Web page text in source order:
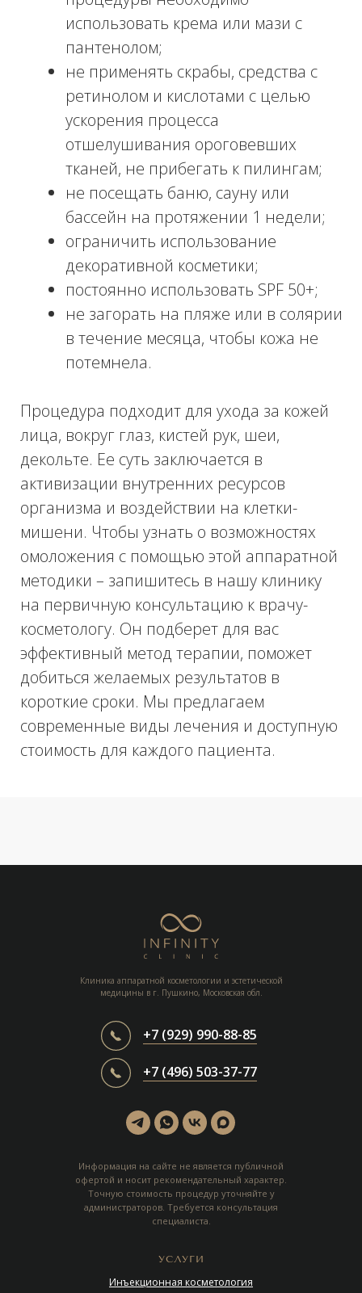
Клиника аппаратной косметологии и эстетической
медицины в г. Пушкино, Московская обл.
Информация на сайте не является публичной
офертой и носит рекомендательный характер.
Точную стоимость процедур уточняйте у
администраторов. Требуется консультация
специалиста.
УСЛУГИ
Инъекционная косметология
+7 (929) 990-88-85
+7 (496) 503-37-77